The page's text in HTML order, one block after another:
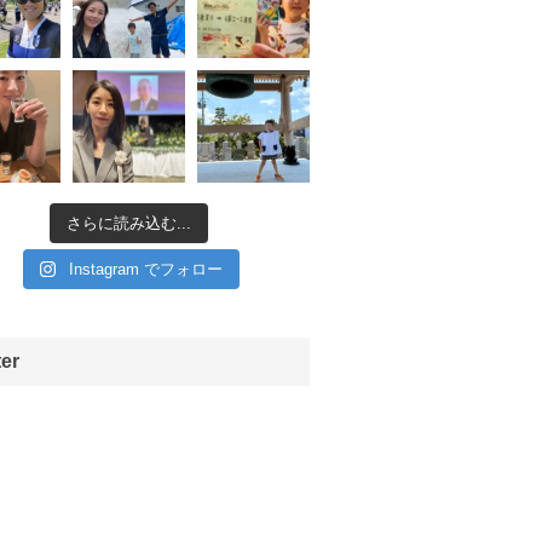
さらに読み込む...
Instagram でフォロー